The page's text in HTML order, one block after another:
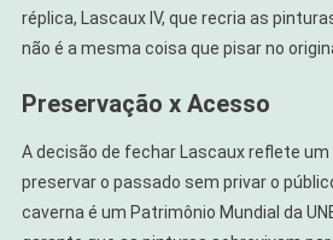
réplica, Lascaux IV, que recria as
não é a mesma coisa que pisar no
Preservação x Acesso
A decisão de fechar Lascaux reflete
preservar o passado sem privar o
caverna é um Patrimônio Mundial da